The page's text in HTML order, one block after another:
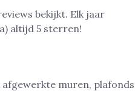
bekijkt. Elk jaar
altijd 5 sterren!
muren, plafonds